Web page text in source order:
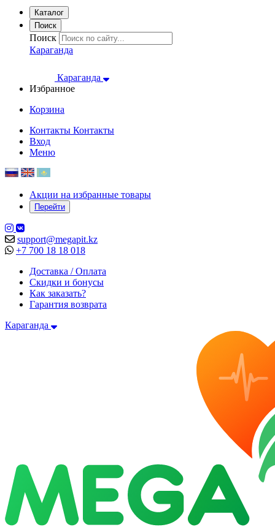
Каталог
Поиск
Поиск
Караганда
Караганда
Избранное
Корзина
Контакты Контакты
Вход
Меню
Акции на избранные товары
Перейти
support@megapit.kz
+7 700 18 18 018
Доставка / Оплата
Скидки и бонусы
Как заказать?
Гарантия возврата
Караганда